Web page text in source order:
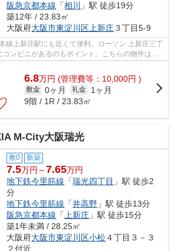
阪急京都本線 「相川
」駅 徒歩19分
築12年 / 23.83㎡
大阪府大阪市東淀川区上新庄３丁目5-9
線上新庄駅にも近くて便利。ローソン 上新庄三丁
コンビニがあるのもポイント。こちらの物件はエ
好みの外観...
6.8万円 (管理費等：10,000円 )
敷金 0ヶ月 礼金
1ヶ月
9階 / 1R / 23.83㎡
M-City大阪瑞光
敷0 新築
7.5万円～7.65万円
地下鉄今里筋線 「瑞光四丁目 」駅 徒歩2
分
地下鉄今里筋線 「井高野 」駅 徒歩13分
阪急京都本線 「 上新庄 」駅 徒歩15分
築1年未満 / 28.25㎡
大阪府大阪市東淀川区小松４丁目３－３
２付近